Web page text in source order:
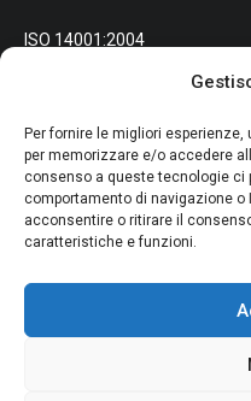
Per fornire le migliori
per memorizzare e/o accedere
consenso a queste tecnologie ci
comportamento di navigazione o
acconsentire o ritirare il
caratteristiche e funzioni.
ISO 14001:2004